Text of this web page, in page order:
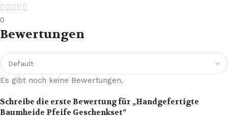
0
Bewertungen
Es gibt noch keine Bewertungen.
Schreibe die erste Bewertung für „Handgefertigte
Baumheide Pfeife Geschenkset“